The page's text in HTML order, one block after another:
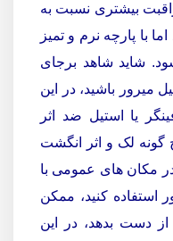
بیشتری نسبت به
با پارچه نرم و تمیز
شاید شاهد برجای
میرور باشید، در این
یا استیل ضد اثر
گونه لک و اثر انگشت
مکان های عمومی با
استفاده کنید، ممکن
دست بدهد، در این